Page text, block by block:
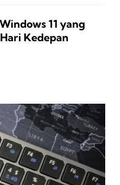
11 yang
Kedepan